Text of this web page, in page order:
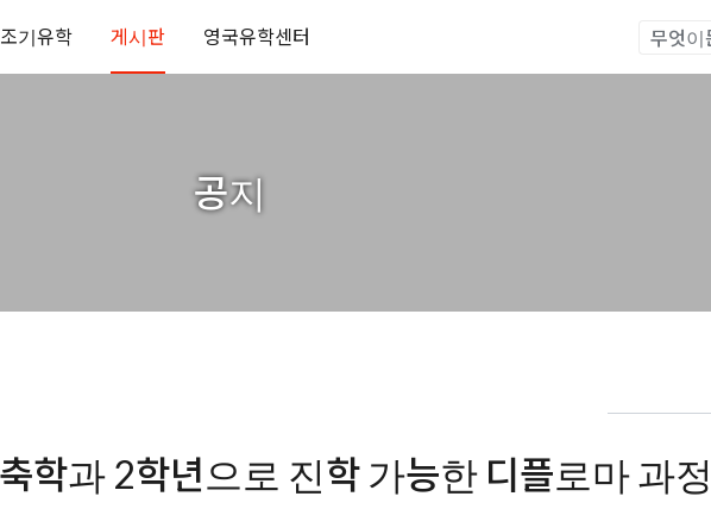
조기유학 게시판 영국유학센터
통합검색
공지
학과 2학년으로 진학 가능한 디플로마 과정